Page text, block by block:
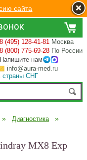
8 (495) 128-41-81 Москва
8 (800) 775-69-28 По России
Напишите нам
info@aura-med.ru
страны СНГ
» Диагностика »
MX8 Exp
сайта